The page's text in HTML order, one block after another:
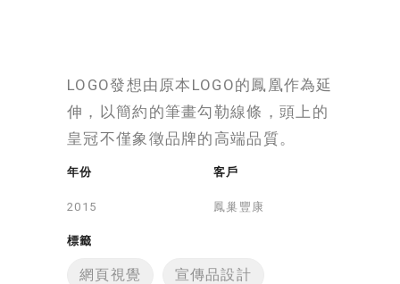
LOGO發想由原本LOGO的鳳凰作為延
伸，以簡約的筆畫勾勒線條，頭上的
皇冠不僅象徵品牌的高端品質。
年份 客戶
鳳巢豐康
標籤
網頁視覺 宣傳品設計